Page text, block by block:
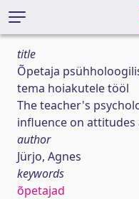
title
Õpetaja
tema hoiakutele tööl
The teacher's
influence on
author
Jürjo, Agnes
keywords
õpetajad